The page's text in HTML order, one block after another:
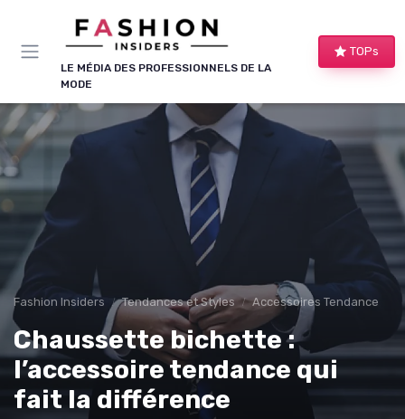
LE MÉDIA DES PROFESSIONNELS DE LA
MODE
TOPs
Fashion Insiders Tendances et Styles Accessoires Tendance
Chaussette bichette :
l’accessoire tendance qui
fait la différence